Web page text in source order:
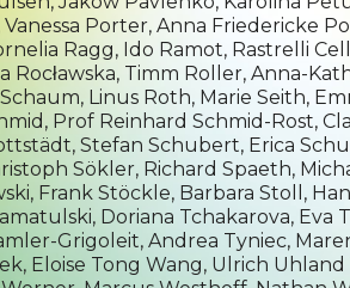
Vanessa Porter, Anna Friedericke
Ragg, Ido Ramot, Rastrelli
Rocławska, Timm Roller, Anna-
Linus Roth, Marie Seith,
, Prof Reinhard Schmid-Rost,
Stefan Schubert, Erica
Sökler, Richard Spaeth,
Frank Stöckle, Barbara Stoll,
, Doriana Tchakarova, Eva
Grigoleit, Andrea Tyniec,
, Eloise Tong Wang, Ulrich Uhland